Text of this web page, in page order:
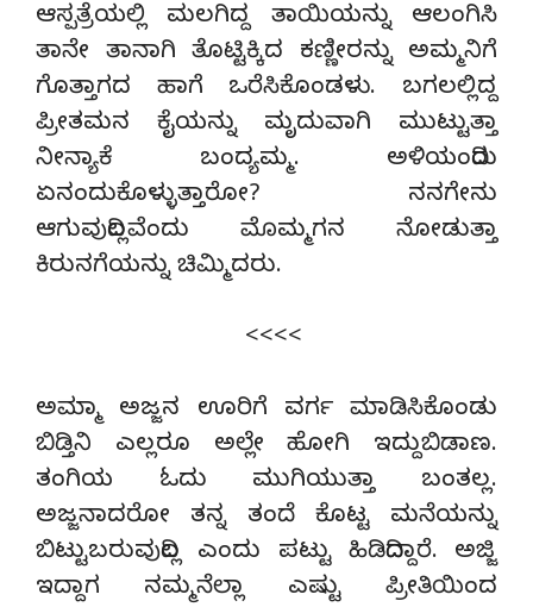
ಆಸ್ಪತ್ರೆಯಲ್ಲಿ ಮಲಗಿದ್ದ ತಾಯಿಯನ್ನು ಆಲಂಗಿಸಿ
ತಾನೇ ತಾನಾಗಿ ತೊಟ್ಟಿಕ್ಕಿದ ಕಣ್ಣೀರನ್ನು ಅಮ್ಮನಿಗೆ
ಗೊತ್ತಾಗದ ಹಾಗೆ ಒರೆಸಿಕೊಂಡಳು. ಬಗಲಲ್ಲಿದ್ದ
ಪ್ರೀತಮನ ಕೈಯನ್ನು ಮೃದುವಾಗಿ ಮುಟ್ಟುತ್ತಾ
ನೀನ್ಯಾಕೆ ಬಂದ್ಯಮ್ಮ. ಅಳಿಯಂದಿರು
ಏನಂದುಕೊಳ್ಳುತ್ತಾರೋ? ನನಗೇನು
ಆಗುವುದಿಲ್ಲವೆಂದು ಮೊಮ್ಮಗನ ನೋಡುತ್ತಾ
ಕಿರುನಗೆಯನ್ನು ಚಿಮ್ಮಿದರು.
<<<<
ಅಮ್ಮಾ ಅಜ್ಜನ ಊರಿಗೆ ವರ್ಗ ಮಾಡಿಸಿಕೊಂಡು
ಬಿಡ್ತಿನಿ ಎಲ್ಲರೂ ಅಲ್ಲೇ ಹೋಗಿ ಇದ್ದುಬಿಡಾಣ.
ತಂಗಿಯ ಓದು ಮುಗಿಯುತ್ತಾ ಬಂತಲ್ಲ.
ಅಜ್ಜನಾದರೋ ತನ್ನ ತಂದೆ ಕೊಟ್ಟ ಮನೆಯನ್ನು
ಬಿಟ್ಟುಬರುವುದಿಲ್ಲ ಎಂದು ಪಟ್ಟು ಹಿಡಿದಿದ್ದಾರೆ. ಅಜ್ಜಿ
ಇದ್ದಾಗ ನಮ್ಮನೆಲ್ಲಾ ಎಷ್ಟು ಪ್ರೀತಿಯಿಂದ